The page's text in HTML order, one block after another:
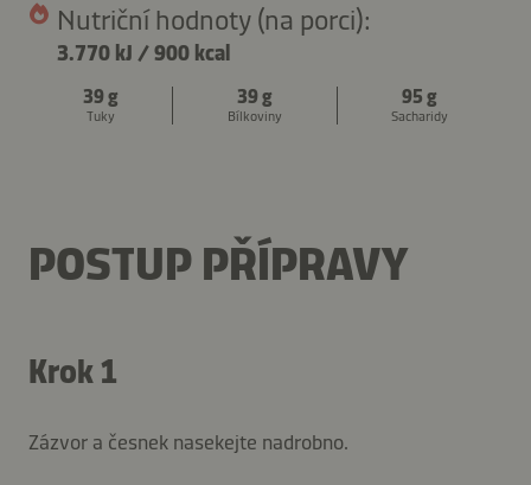
Nutriční hodnoty (na porci):
3.770 kJ /900 kcal
39 g
Tuky
39 g
Bílkoviny
95 g
Sacharidy
POSTUP PŘÍPRAVY
Krok 1
Zázvor a česnek nasekejte nadrobno.